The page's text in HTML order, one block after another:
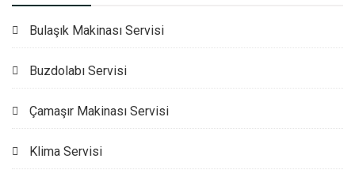
Bulaşık Makinası Servisi
Buzdolabı Servisi
Çamaşır Makinası Servisi
Klima Servisi